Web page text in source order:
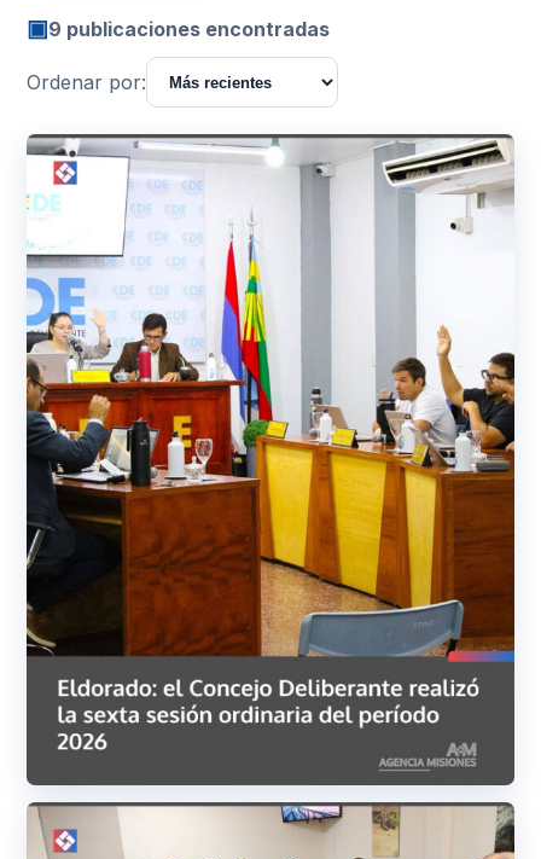
▣9 publicaciones encontradas
Ordenar por: